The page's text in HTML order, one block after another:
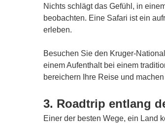
Nichts schlägt das Gefühl, in
beobachten. Eine Safari ist ein
erleben.
Besuchen Sie den Kruger-
einem Aufenthalt bei einem
bereichern Ihre Reise und
3. Roadtrip entlang
Einer der besten Wege, ein Land